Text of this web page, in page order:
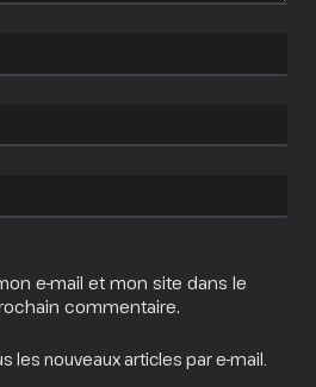
e-mail et mon site dans le
commentaire.
les nouveaux articles par e-mail.